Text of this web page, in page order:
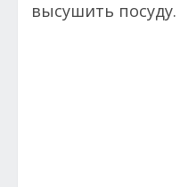
высушить посуду.